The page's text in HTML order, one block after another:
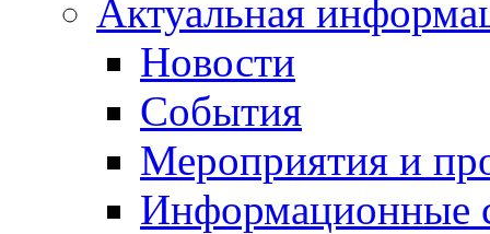
Актуальная
Новости
События
Мероприятия и
Информационные